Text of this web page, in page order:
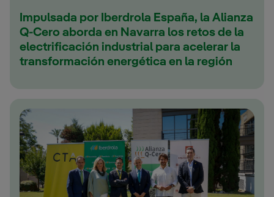
Impulsada por Iberdrola España, la Alianza
Q-Cero aborda en Navarra los retos de la
electrificación industrial para acelerar la
transformación energética en la región